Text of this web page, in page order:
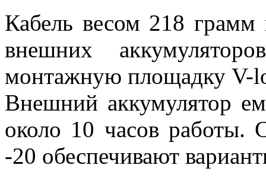
Кабель весом 218 грамм
внешних
монтажную площадку V-
Внешний аккумулятор
около 10 часов работы.
-20 обеспечивают